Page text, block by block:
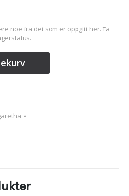
noe fra det som er oppgitt her. Ta